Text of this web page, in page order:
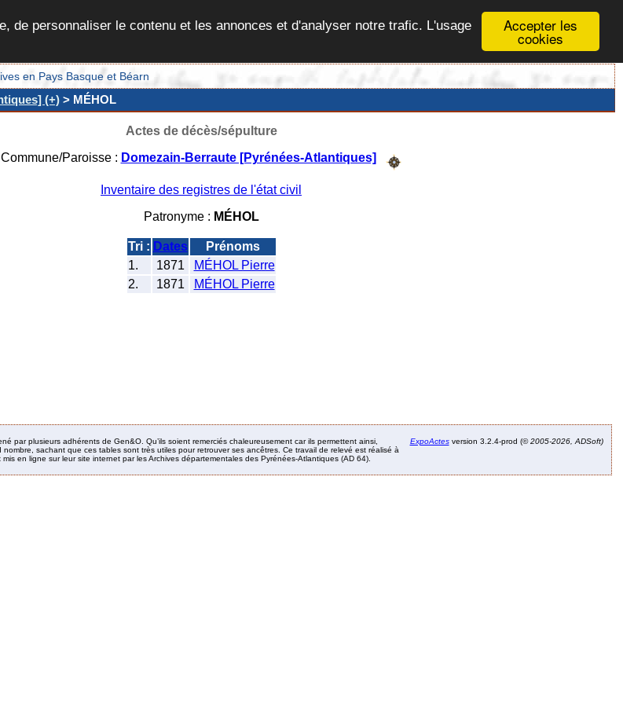
Accepter les
cookies
de personnaliser le contenu et les annonces et d'analyser notre trafic. L'usage
en Pays Basque et Béarn
(+) > MÉHOL
Actes de décès/sépulture
Commune/Paroisse : Domezain-Berraute [Pyrénées-Atlantiques]
Inventaire des registres de l'état civil
Patronyme : MÉHOL
Tri : Dates
Prénoms
1.
1871
MÉHOL Pierre
2.
1871 MÉHOL Pierre
par plusieurs adhérents de Gen&O. Qu’ils soient remerciés chaleureusement car ils permettent ainsi,
sachant que ces tables sont très utiles pour retrouver ses ancêtres. Ce travail de relevé est réalisé à
en ligne sur leur site internet par les Archives départementales des Pyrénées-Atlantiques (AD 64).
ExpoActesversion 3.2.4-prod (©2005-2026, ADSoft)